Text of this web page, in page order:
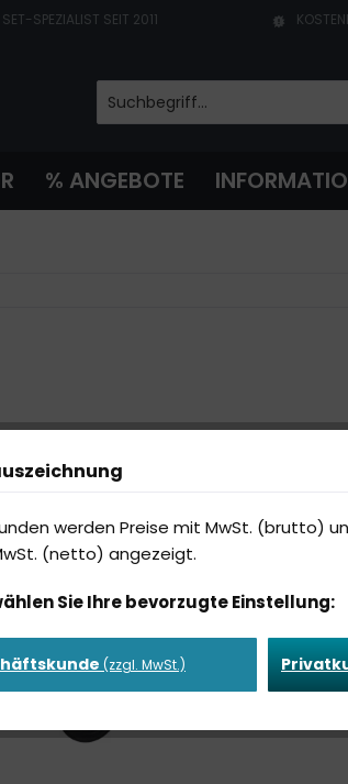
SET-SPEZIALIST SEIT 2011
% ANGEBOTE
werden Preise mit MwSt. (brutto)
(netto) angezeigt.
Sie Ihre bevorzugte Einstellung:
(zzgl. MwSt.)